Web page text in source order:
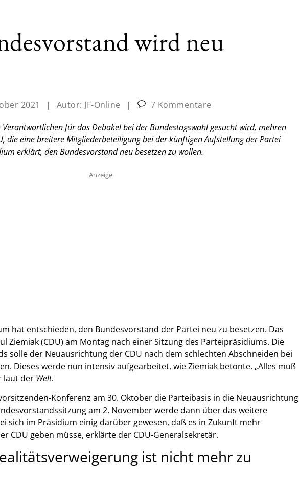
wird neu
2021 | Autor: JF-Online |
7 Kommentare
für das Debakel bei der Bundestagswahl gesucht wird, mehren
die eine breitere Mitgliederbeteiligung bei der künftigen Aufstellung der Partei
erklärt, den Bundesvorstand neu besetzen zu wollen.
Anzeige
hat entschieden, den Bundesvorstand der Partei neu zu besetzen. Das
Ziemiak (CDU) am Montag nach einer Sitzung des Parteipräsidiums. Die
solle der Neuausrichtung der CDU nach dem schlechten Abschneiden bei
Dieses werde nun intensiv aufgearbeitet, wie Ziemiak betonte. „Alles muß
laut der Welt.
Konferenz am 30. Oktober die Parteibasis in die Neuausrichtung
am 2. November werde dann über das weitere
sich im Präsidium einig darüber gewesen, daß es in Zukunft mehr
CDU geben müsse, erklärte der CDU-Generalsekretär.
ist nicht mehr zu